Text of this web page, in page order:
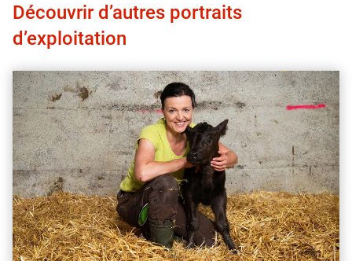
Découvrir d’autres portraits
d’exploitation